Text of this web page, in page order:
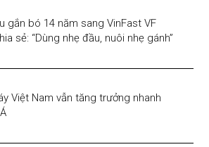
gắn bó 14 năm sang VinFast VF
sẻ: “Dùng nhẹ đầu, nuôi nhẹ gánh”
Việt Nam vẫn tăng trưởng nhanh